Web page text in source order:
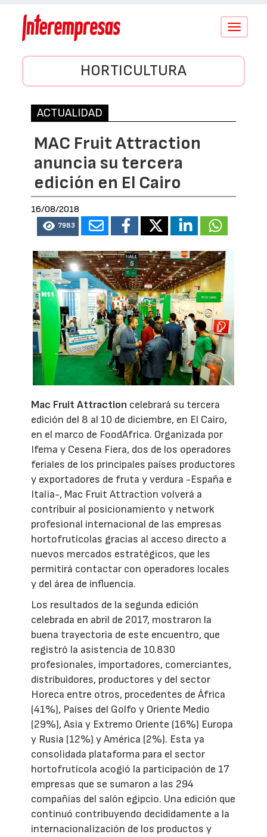
Conmutar
HORTICULTURA
ACTUALIDAD
MAC Fruit Attraction
anuncia su tercera
edición en El Cairo
16/08/2018
7983
Mac Fruit Attraction celebrará su tercera
edición del 8 al 10 de diciembre, en El Cairo,
en el marco de FoodAfrica. Organizada por
Ifema y Cesena Fiera, dos de los operadores
feriales de los principales países productores
y exportadores de fruta y verdura -España e
Italia-, Mac Fruit Attraction volverá a
contribuir al posicionamiento y network
profesional internacional de las empresas
hortofrutícolas gracias al acceso directo a
nuevos mercados estratégicos, que les
permitirá contactar con operadores locales
y del área de influencia.
Los resultados de la segunda edición
celebrada en abril de 2017, mostraron la
buena trayectoria de este encuentro, que
registró la asistencia de 10.830
profesionales, importadores, comerciantes,
distribuidores, productores y del sector
Horeca entre otros, procedentes de África
(41%), Países del Golfo y Oriente Medio
(29%), Asia y Extremo Oriente (16%) Europa
y Rusia (12%) y América (2%). Esta ya
consolidada plataforma para el sector
hortofrutícola acogió la participación de 17
empresas que se sumaron a las 294
compañías del salón egipcio. Una edición que
continuó contribuyendo decididamente a la
internacionalización de los productos y